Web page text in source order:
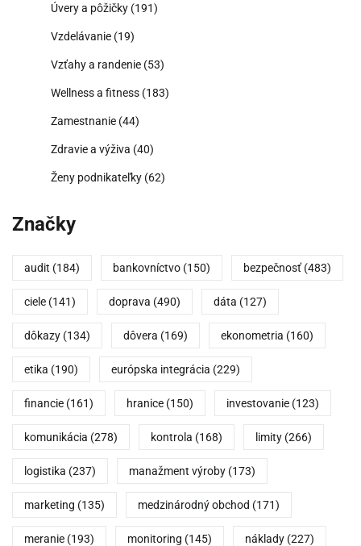
Úvery a pôžičky (191)
Vzdelávanie (19)
Vzťahy a randenie (53)
Wellness a fitness (183)
Zamestnanie (44)
Zdravie a výživa (40)
Ženy podnikateľky (62)
Značky
audit (184) bankovníctvo (150) bezpečnosť (483)
ciele (141) doprava (490) dáta (127)
dôkazy (134) dôvera (169) ekonometria (160)
etika (190) európska integrácia (229)
financie (161) hranice (150) investovanie (123)
komunikácia (278) kontrola (168) limity (266)
logistika (237) manažment výroby (173)
marketing (135) medzinárodný obchod (171)
meranie (193) monitoring (145) náklady (227)